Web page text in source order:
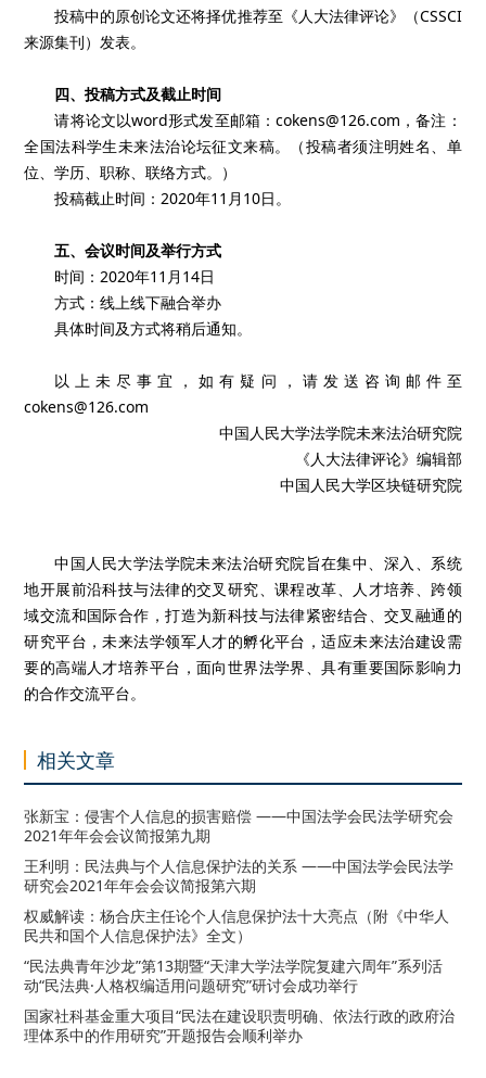
投稿中的原创论文还将择优推荐至《人大法律评论》（CSSCI
来源集刊）发表。
四、投稿方式及截止时间
请将论文以word形式发至邮箱：cokens@126.com，备注：
全国法科学生未来法治论坛征文来稿。（投稿者须注明姓名、单
位、学历、职称、联络方式。）
投稿截止时间：2020年11月10日。
五、会议时间及举行方式
时间：2020年11月14日
方式：线上线下融合举办
具体时间及方式将稍后通知。
以上未尽事宜，如有疑问，请发送咨询邮件至
cokens@126.com
中国人民大学法学院未来法治研究院
《人大法律评论》编辑部
中国人民大学区块链研究院
中国人民大学法学院未来法治研究院旨在集中、深入、系统
地开展前沿科技与法律的交叉研究、课程改革、人才培养、跨领
域交流和国际合作，打造为新科技与法律紧密结合、交叉融通的
研究平台，未来法学领军人才的孵化平台，适应未来法治建设需
要的高端人才培养平台，面向世界法学界、具有重要国际影响力
的合作交流平台。
相关文章
张新宝：侵害个人信息的损害赔偿 ——中国法学会民法学研究会
2021年年会会议简报第九期
王利明：民法典与个人信息保护法的关系 ——中国法学会民法学
研究会2021年年会会议简报第六期
权威解读：杨合庆主任论个人信息保护法十大亮点（附《中华人
民共和国个人信息保护法》全文）
“民法典青年沙龙”第13期暨“天津大学法学院复建六周年”系列活
动“民法典·人格权编适用问题研究”研讨会成功举行
国家社科基金重大项目“民法在建设职责明确、依法行政的政府治
理体系中的作用研究”开题报告会顺利举办